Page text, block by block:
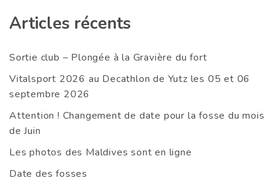
Articles récents
Sortie club – Plongée à la Gravière du fort
Vitalsport 2026 au Decathlon de Yutz les 05 et 06
septembre 2026
Attention ! Changement de date pour la fosse du mois
de Juin
Les photos des Maldives sont en ligne
Date des fosses